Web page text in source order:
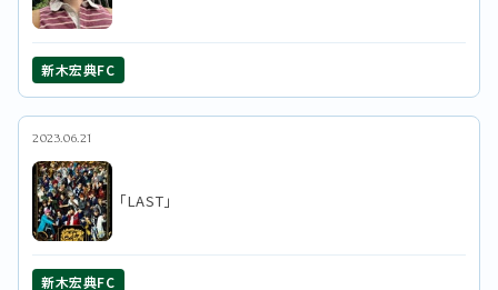
新木宏典FC
2023.06.21
「LAST」
新木宏典FC